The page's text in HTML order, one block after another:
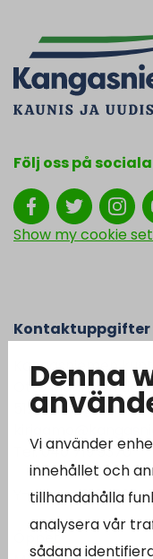
Denna
Vi använder
innehållet och
tillhandahålla
analysera vår
sådana
Följ oss på
Show my cookie
Kontaktuppgifter
Kangasniemen
Otto Mannisen tie 2
51200 Kangasniemi
Tel. 040 719 9370
Y-tunnus 0164690-